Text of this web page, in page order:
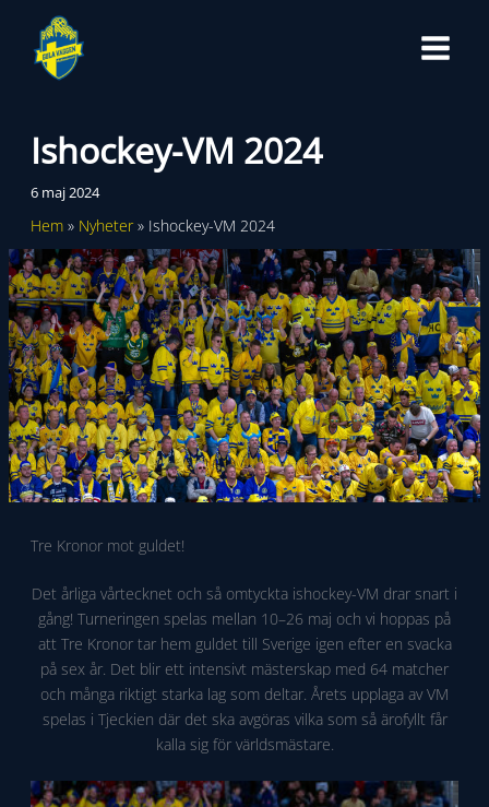
innehåll
Ishockey-VM 2024
6 maj 2024
Hem Nyheter Ishockey-VM 2024
Tre Kronor mot guldet!
Det årliga vårtecknet och så omtyckta ishockey-VM drar snart i
gång! Turneringen spelas mellan 10–26 maj och vi hoppas på
att Tre Kronor tar hem guldet till Sverige igen efter en svacka
på sex år. Det blir ett intensivt mästerskap med 64 matcher
och många riktigt starka lag som deltar. Årets upplaga av VM
spelas i Tjeckien där det ska avgöras vilka som så ärofyllt får
kalla sig för världsmästare.